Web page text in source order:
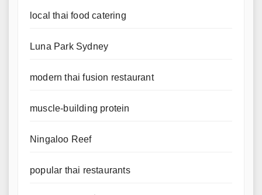
local thai food catering
Luna Park Sydney
modern thai fusion restaurant
muscle-building protein
Ningaloo Reef
popular thai restaurants